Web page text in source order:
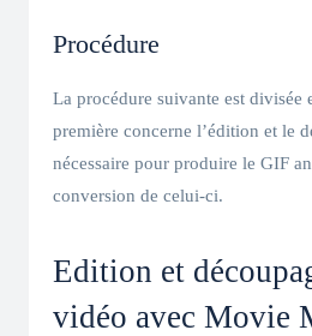
Procédure
La procédure suivante est divisée
première concerne l’édition et le
nécessaire pour produire le GIF
conversion de celui-ci.
Edition et
vidéo avec Movie